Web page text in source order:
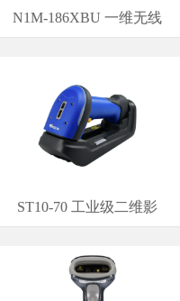
N1M-186XBU 一维无线
ST10-70 工业级二维影